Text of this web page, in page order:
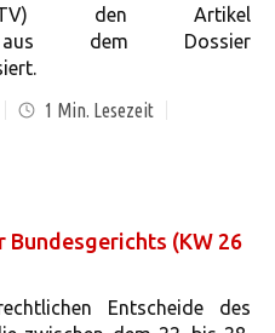
den Artikel
aus dem Dossier
1 Min. Lesezeit
Bundesgerichts (KW 26
Entscheide des